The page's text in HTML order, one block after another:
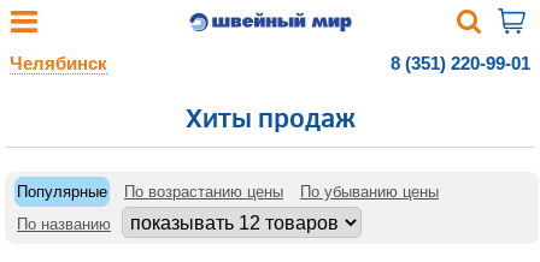
Челябинск 8 (351) 220-99-01
Хиты продаж
Популярные По возрастанию цены
По убыванию цены
По названию